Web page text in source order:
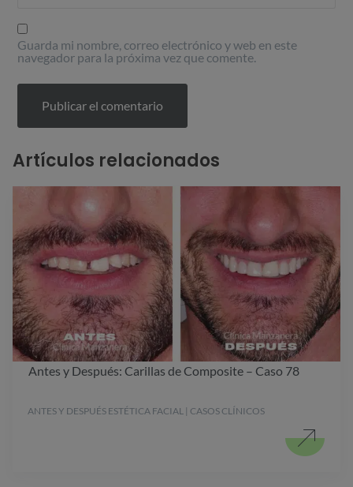
Guarda mi nombre, correo electrónico y web en este
navegador para la próxima vez que comente.
Artículos relacionados
Antes y Después: Carillas de Composite – Caso 78
ANTES Y DESPUÉS ESTÉTICA FACIAL | CASOS CLÍNICOS